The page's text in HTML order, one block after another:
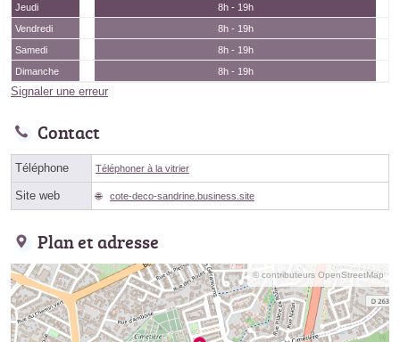
Jeudi
8h - 19h
Vendredi
8h - 19h
Samedi
8h - 19h
Dimanche
8h - 19h
Signaler une erreur
Contact
Téléphone Téléphoner à la vitrier
Site web cote-deco-sandrine.business.site
Plan et adresse
© contributeurs OpenStreetMap